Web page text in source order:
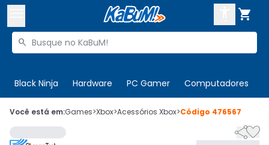

Buscar produtos

Black Ninja Hardware PC Gamer Computadores
 Olá. Acesse sua conta
 Departamentos
Você está em:Games>Xbox>Acessórios Xbox>Código 476567
